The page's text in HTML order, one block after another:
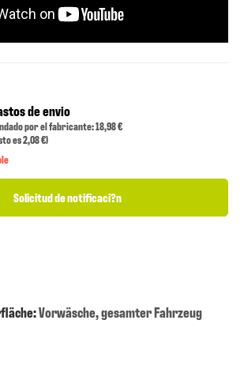
de envio
por el fabricante: 18,98 €
es2,08 €)
Solicitud de notificaci?n
Vorwäsche, gesamter Fahrzeug